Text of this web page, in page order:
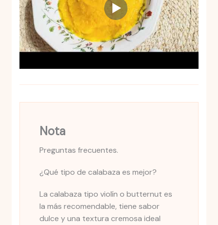
Nota
Preguntas frecuentes.
¿Qué tipo de calabaza es mejor?
La calabaza tipo violín o butternut es
la más recomendable, tiene sabor
dulce y una textura cremosa ideal